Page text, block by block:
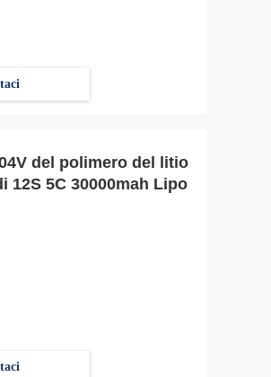
del polimero del litio
12S 5C 30000mah Lipo